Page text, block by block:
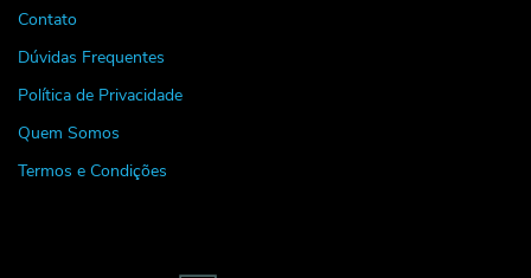
Contato
Dúvidas Frequentes
Política de Privacidade
Quem Somos
Termos e Condições